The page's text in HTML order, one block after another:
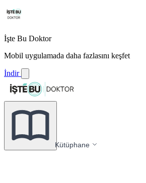
İşte Bu Doktor
Mobil uygulamada daha fazlasını keşfet
İndir
Kütüphane